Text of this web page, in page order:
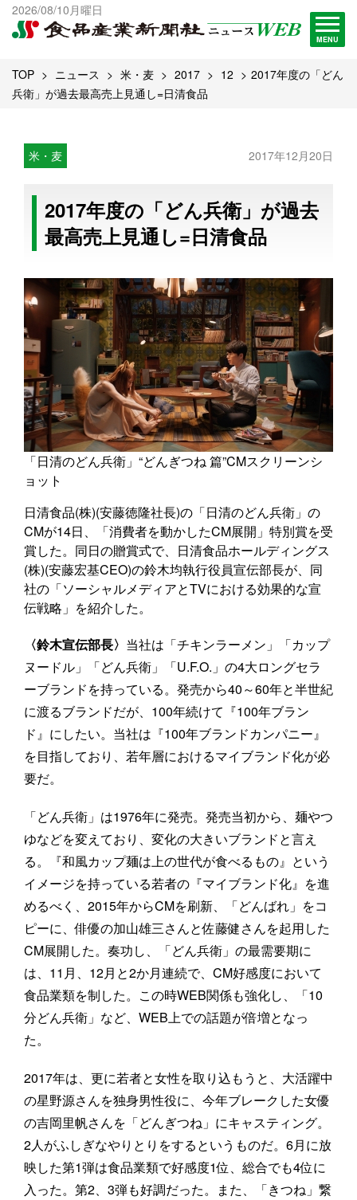
2026/08/10月曜日
MENU
出版物一覧へ
試読・購読申し込み
TOP ニュース 米・麦 2017 12
2017年度の「どん
兵衛」が過去最高売上見通し=日清食品
米・麦 2017年12月20日
2017年度の「どん兵衛」が過去
最高売上見通し=日清食品
「日清のどん兵衛」“どんぎつね 篇”CMスクリーンシ
ョット
日清食品(株)(安藤徳隆社長)の「日清のどん兵衛」の
CMが14日、「消費者を動かしたCM展開」特別賞を受
賞した。同日の贈賞式で、日清食品ホールディングス
(株)(安藤宏基CEO)の鈴木均執行役員宣伝部長が、同
社の「ソーシャルメディアとTVにおける効果的な宣
伝戦略」を紹介した。
〈鈴木宣伝部長〉 当社は「チキンラーメン」「カップ
ヌードル」「どん兵衛」「U.F.O.」の4大ロングセラ
ーブランドを持っている。発売から40～60年と半世紀
に渡るブランドだが、100年続けて『100年ブラン
ド』にしたい。当社は『100年ブランドカンパニー』
を目指しており、若年層におけるマイブランド化が必
要だ。
「どん兵衛」は1976年に発売。発売当初から、麺やつ
ゆなどを変えており、変化の大きいブランドと言え
る。『和風カップ麺は上の世代が食べるもの』という
イメージを持っている若者の『マイブランド化』を進
めるべく、2015年からCMを刷新、「どんばれ」をコ
ピーに、俳優の加山雄三さんと佐藤健さんを起用した
CM展開した。奏功し、「どん兵衛」の最需要期に
は、11月、12月と2か月連続で、CM好感度において
食品業類を制した。この時WEB関係も強化し、「10
分どん兵衛」など、WEB上での話題が倍増となっ
た。
2017年は、更に若者と女性を取り込もうと、大活躍中
の星野源さんを独身男性役に、今年ブレークした女優
の吉岡里帆さんを「どんぎつね」にキャスティング。
2人がふしぎなやりとりをするというものだ。6月に放
映した第1弾は食品業類で好感度1位、総合でも4位に
入った。第2、3弾も好調だった。また、「きつね」繋